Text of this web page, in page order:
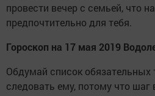
провести вечер с семьей, что
предпочтительно для тебя.
Гороскоп на 17 мая 2019
Обдумай список обязательных
следовать ему, потому что шаг